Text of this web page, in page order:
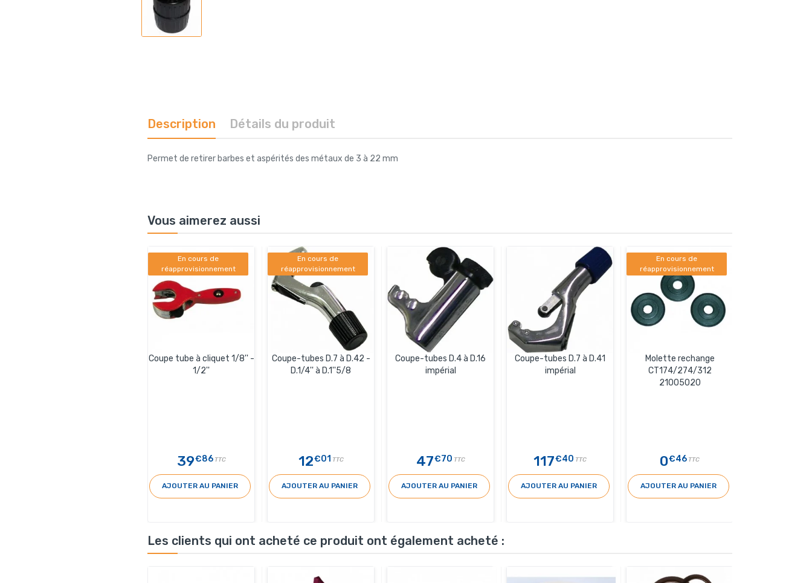
Description Détails du produit
Permet de retirer barbes et aspérités des métaux de 3 à 22 mm
Vous aimerez aussi
En cours de
réapprovisionnement
Coupe tube à cliquet 1/8'' -
1/2''
39€86 TTC
AJOUTER AU PANIER
En cours de
réapprovisionnement
Coupe-tubes D.7 à D.42 -
D.1/4'' à D.1''5/8
12€01 TTC
AJOUTER AU PANIER
Coupe-tubes D.4 à D.16
impérial
47€70 TTC
AJOUTER AU PANIER
Coupe-tubes D.7 à D.41
impérial
117€40 TTC
AJOUTER AU PANIER
En cours de
réapprovisionnement
Molette rechange
CT174/274/312
21005020
0€46 TTC
AJOUTER AU PANIER
Les clients qui ont acheté ce produit ont également acheté :